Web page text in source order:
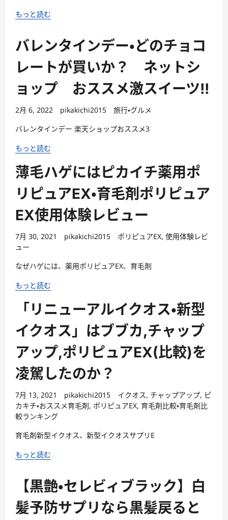
もっと読む
バレンタインデー・どのチョコ
レートが買いか？ ネットシ
ョップ おススメ激スイーツ!!
2月 6, 2022 pikakichi2015
旅行・グルメ
バレンタインデー 楽天ショップおススメ3
もっと読む
薄毛ハゲにはピカイチ薬用ポ
リピュアEX・育毛剤ポリピュア
EX使用体験レビュー
7月 30, 2021 pikakichi2015 ポリピュアEX, 使用体験レビ
ュー
なぜハゲには、薬用ポリピュアEX、育毛剤
もっと読む
「リニューアルイクオス・新型
イクオス」はブブカ,チャップ
アップ,ポリピュアEX(比較)を
凌駕したのか？
7月 13, 2021 pikakichi2015 イクオス, チャップアップ, ピ
カキチ・おススメ育毛剤, ポリピュアEX, 育毛剤比較・育毛剤比
較ランキング
育毛剤新型イクオス、新型イクオスサプリE
もっと読む
【黒艶・セレビィブラック】白
髪予防サプリなら黒髪戻ると